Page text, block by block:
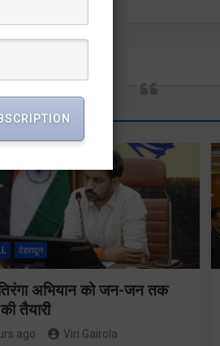
देहरादून
अभियान को जन-जन तक
तैयारी
ago Viri Gairola